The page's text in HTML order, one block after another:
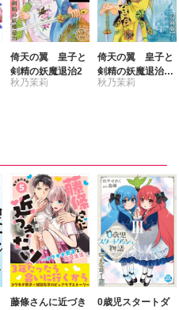
倚天の翼 皇子と
剣精の妖魔退治2
秋乃茉莉
倚天の翼 皇子と
剣精の妖魔退治
【分冊版】
秋乃茉莉
藤條さんに近づき
0歳児スタートダ